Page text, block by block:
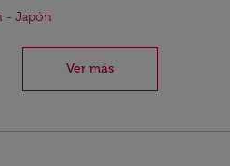
- Japón
Ver más